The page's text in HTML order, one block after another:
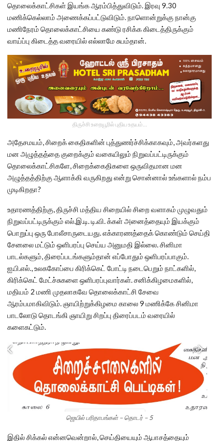
தொலைக்காட்சிகள் இயங்க ஆரம்பித்துவிடும். இரவு 9.30
மணிக்கெல்லாம் அணைக்கப்பட்டுவிடும். நாளொன்றுக்கு நான்கு
மணிநேரம் தொலைக்காட்சியை கண்டு ரசிக்க கிடைத்திருக்கும்
வாய்ப்பு கிடைத்த வரையில் எல்லாமே சுபம்தான்.
திருச்சி உறையூரில் புதிய உதயம்...
அதேசமயம், சிறைக் கைதிகளின் புத்துணர்ச்சிக்காகவும், அவர்களது
மன அழுத்தத்தை குறைக்கும் வகையிலும் நிறுவப்பட்டிருக்கும்
தொலைக்காட்சிகளே, சிறைக்கைதிகளை ஒருவிதமான மன
அழுத்தத்திற்கு ஆளாக்கி வருகிறது என்று சொன்னால் உங்களால் நம்ப
முடிகிறதா?
உதாரணத்திற்கு, திருச்சி மத்திய சிறையில் சிறை வளாகம் முழுவதும்
நிறுவப்பட்டிருக்கும் எல்.இ.டி. டி.வி. க்கள் அனைத்தையும் இயக்கும்
பொறுப்பு ஒரு போலீசாருடையது. எக்காரணத்தைக் கொண்டும் செய்தி
சேனலை மட்டும் ஒளிபரப்பு செய்ய அனுமதி இல்லை. சினிமா
பாடல்களும், திரைப்படங்களும்தான் எப்போதும் ஒளிபரப்பாகும்.
ஐ.பி.எல்., உலககோப்பை கிரிக்கெட் போட்டி நடைபெறும் நாட்களில்,
கிரிக்கெட் மேட்ச்சுகளை ஒளிபரப்புவார்கள். சனிக்கிழமைகளில்,
மதியம் 2 மணி முதலாகவே தொலைக்காட்சி சேவை
ஆரம்பமாகிவிடும். ஞாயிற்றுக்கிழமை காலை 9 மணிக்கே சினிமா
பாடலோடு தொடங்கி ஞாயிறு சிறப்பு திரைப்படம் வரையில்
களைகட்டும்.
ஜெயில் பரிதாபங்கள் – தொடர் – 5
இதில் சிக்கல் என்னவென்றால், செய்தியையும் ஆபாசத்தையும்